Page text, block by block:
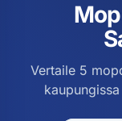
Vertaile 5